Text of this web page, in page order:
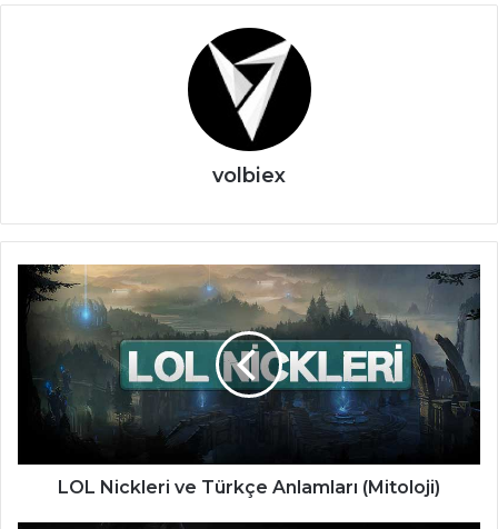
volbiex
LOL
Nickleri
Türkçe
Anlamları
(Mitoloji)
LOL Nickleri ve Türkçe Anlamları (Mitoloji)